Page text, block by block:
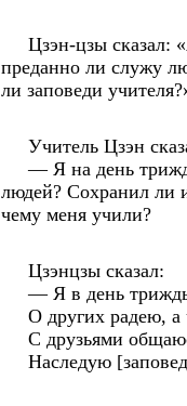
Цзэн-цзы сказал:
преданно ли служу
ли заповеди
Учитель Цзэн
— Я на день трижды
людей? Сохранил ли
чему меня учили?
Цзэнцзы сказал:
— Я в день трижды
О других радею, а
С друзьями
Наследую